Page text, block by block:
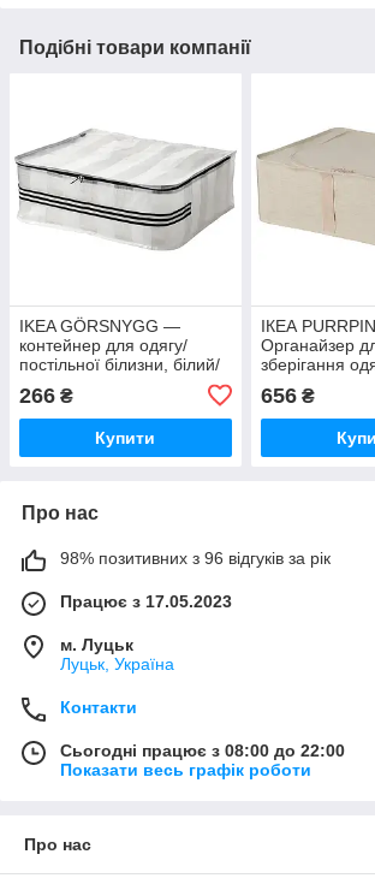
Подібні товари компанії
IKEA GÖRSNYGG —
контейнер для одягу/
постільної білизни, білий/
прозорий, 55 × 49 × 19 см,
405.041.93
266 ₴
Купити
ІКЕА
Органайзер
зберігання
см,006.122.55
656₴
Про нас
98% позитивних з 96 відгуків за рік
Працює з 17.05.2023
м. Луцьк
Луцьк, Україна
Контакти
Сьогодні працює з 08:00 до 22:00
Показати весь графік роботи
Про нас